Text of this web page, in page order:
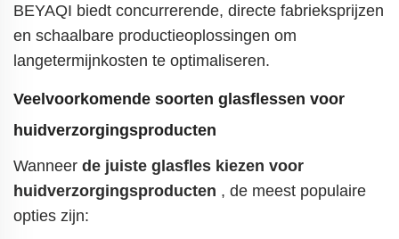
BEYAQI biedt concurrerende, directe fabrieksprijzen
en schaalbare productieoplossingen om
langetermijnkosten te optimaliseren.
Veelvoorkomende soorten glasflessen voor
huidverzorgingsproducten
Wanneer de juiste glasfles kiezen voor
huidverzorgingsproducten , de meest populaire
opties zijn: